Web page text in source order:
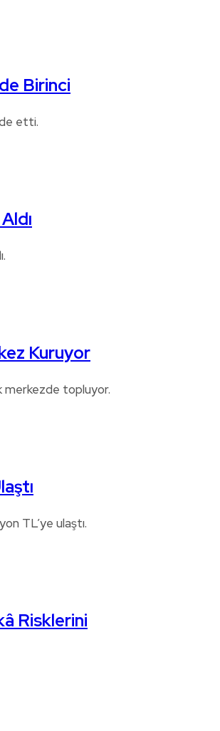
Birinci
etti.
Kuruyor
merkezde topluyor.
TL’ye ulaştı.
Risklerini